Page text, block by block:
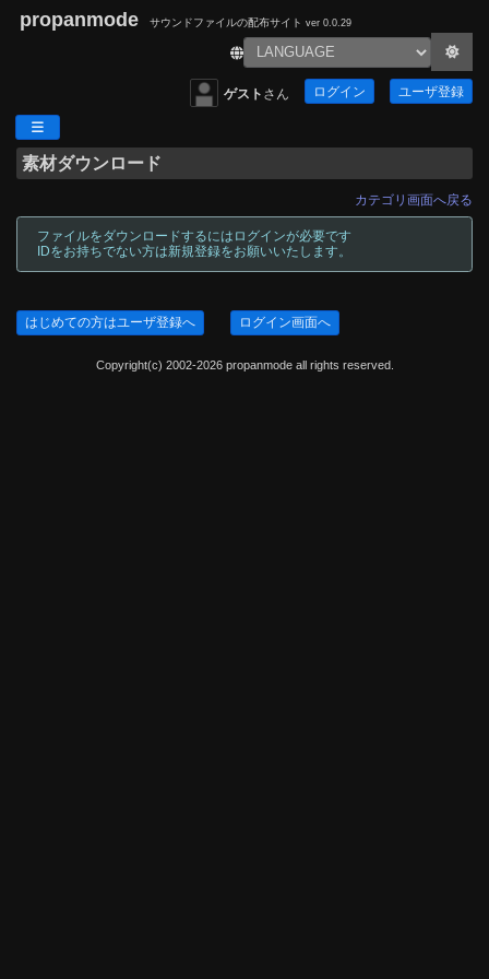
propanmode サウンドファイルの配布サイト ver 0.0.29
ゲスト さん ログイン ユーザ登録
素材ダウンロード
カテゴリ画面へ戻る
ファイルをダウンロードするにはログインが必要です
IDをお持ちでない方は新規登録をお願いいたします。
はじめての方はユーザ登録へ ログイン画面へ
Copyright(c) 2002-2026 propanmode all rights reserved.